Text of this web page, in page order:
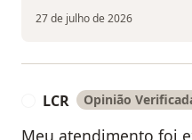
27 de julho de 2026
LCR Opinião